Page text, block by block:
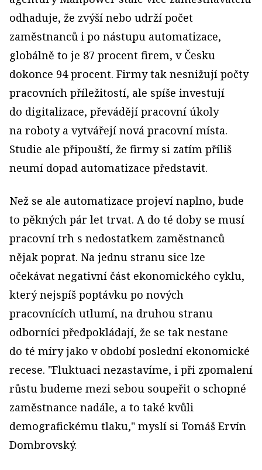
odhaduje, že zvýší nebo udrží počet
zaměstnanců i po nástupu automatizace,
globálně to je 87 procent firem, v Česku
dokonce 94 procent. Firmy tak nesnižují počty
pracovních příležitostí, ale spíše investují
do digitalizace, převádějí pracovní úkoly
na roboty a vytvářejí nová pracovní místa.
Studie ale připouští, že firmy si zatím příliš
neumí dopad automatizace představit.
Než se ale automatizace projeví naplno, bude
to pěkných pár let trvat. A do té doby se musí
pracovní trh s nedostatkem zaměstnanců
nějak poprat. Na jednu stranu sice lze
očekávat negativní část ekonomického cyklu,
který nejspíš poptávku po nových
pracovnících utlumí, na druhou stranu
odborníci předpokládají, že se tak nestane
do té míry jako v období poslední ekonomické
recese. "Fluktuaci nezastavíme, i při zpomalení
růstu budeme mezi sebou soupeřit o schopné
zaměstnance nadále, a to také kvůli
demografickému tlaku," myslí si Tomáš Ervín
Dombrovský.